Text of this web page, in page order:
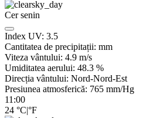
Cer senin
Index UV: 3.5
Cantitatea de precipitații: mm
Viteza vântului: 4.9 m/s
Umiditatea aerului: 48.3 %
Direcția vântului: Nord-Nord-Est
Presiunea atmosferică: 765 mm/Hg
11:00
24 °C|°F